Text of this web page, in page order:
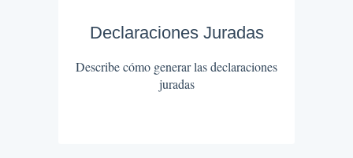
Declaraciones Juradas
Describe cómo generar las declaraciones
juradas